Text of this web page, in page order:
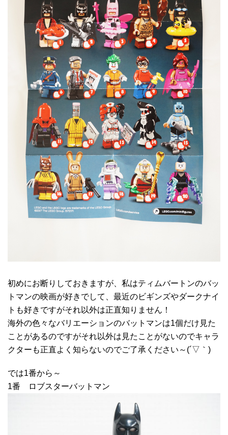
初めにお断りしておきますが、私はティムバートンのバッ
トマンの映画が好きでして、最近のビギンズやダークナイ
トも好きですがそれ以外は正直知りません！
海外の色々なバリエーションのバットマンは1個だけ見た
ことがあるのですがそれ以外は見たことがないのでキャラ
クターも正直よく知らないのでご了承ください～(´▽｀)
では1番から～
1番 ロブスターバットマン